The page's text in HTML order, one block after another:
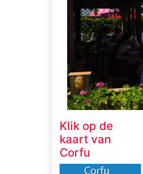
Klik op de
kaart van
Corfu